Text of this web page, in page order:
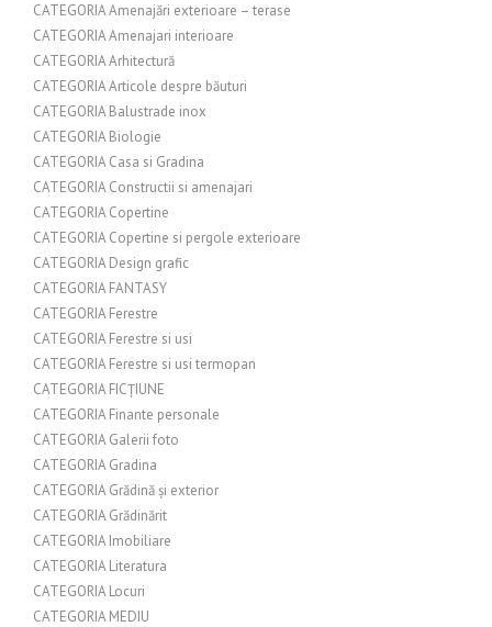
CATEGORIA Amenajări exterioare – terase
CATEGORIA Amenajari interioare
CATEGORIA Arhitectură
CATEGORIA Articole despre băuturi
CATEGORIA Balustrade inox
CATEGORIA Biologie
CATEGORIA Casa si Gradina
CATEGORIA Constructii si amenajari
CATEGORIA Copertine
CATEGORIA Copertine si pergole exterioare
CATEGORIA Design grafic
CATEGORIA FANTASY
CATEGORIA Ferestre
CATEGORIA Ferestre si usi
CATEGORIA Ferestre si usi termopan
CATEGORIA FICȚIUNE
CATEGORIA Finante personale
CATEGORIA Galerii foto
CATEGORIA Gradina
CATEGORIA Grădină și exterior
CATEGORIA Grădinărit
CATEGORIA Imobiliare
CATEGORIA Literatura
CATEGORIA Locuri
CATEGORIA MEDIU